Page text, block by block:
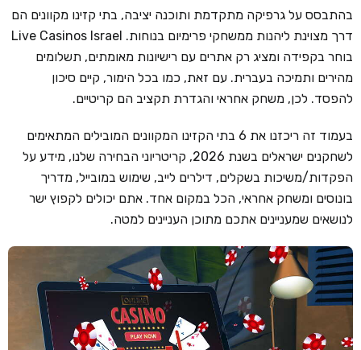
בהתבסס על גרפיקה מתקדמת ותוכנה יציבה, בתי קזינו מקוונים הם
דרך מצוינת ליהנות ממשחקי פרימיום בנוחות. Live Casinos Israel
בוחר בקפידה ומציג רק אתרים עם רישיונות מאומתים, תשלומים
מהירים ותמיכה בעברית. עם זאת, כמו בכל הימור, קיים סיכון
להפסד. לכן, משחק אחראי והגדרת תקציב הם קריטיים.
בעמוד זה ריכזנו את 6 בתי הקזינו המקוונים המובילים המתאימים
לשחקנים ישראלים בשנת 2026, קריטריוני הבחירה שלנו, מידע על
הפקדות/משיכות בשקלים, דילרים לייב, שימוש במובייל, מדריך
בונוסים ומשחק אחראי, הכל במקום אחד. אתם יכולים לקפוץ ישר
לנושאים שמעניינים אתכם מתוכן העניינים למטה.